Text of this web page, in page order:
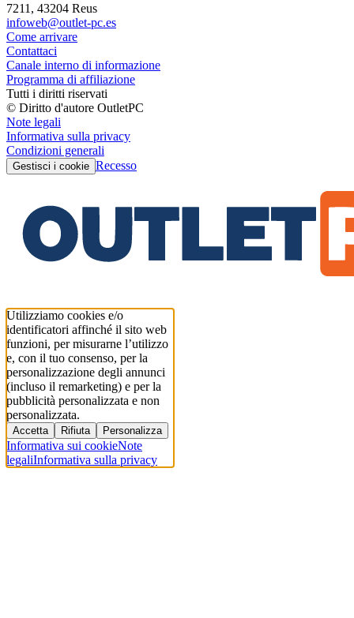
7211, 43204 Reus
infoweb@outlet-pc.es
Come arrivare
Contattaci
Canale interno di informazione
Programma di affiliazione
Tutti i diritti riservati
© Diritto d'autore OutletPC
Note legali
Informativa sulla privacy
Condizioni generali
Gestisci i cookie Recesso
Utilizziamo cookies e/o
identificatori affinché il sito web
funzioni, per misurarne l’utilizzo
e, con il tuo consenso, per la
personalizzazione degli annunci
(incluso il remarketing) e per la
pubblicità personalizzata e non
personalizzata.
Accetta Rifiuta Personalizza
Informativa sui cookieNote
legaliInformativa sulla privacy